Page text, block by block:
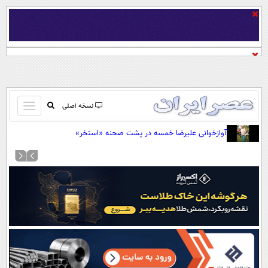
نسخه اصلی
باز
و
کردن
منو
صفحه اول
آرشیو
نظرسنجی
آب و هوا
اوقات شرعی
سواد زندگی
آوازخوانی علیرضا خمسه در پشت صحنه «استخر»